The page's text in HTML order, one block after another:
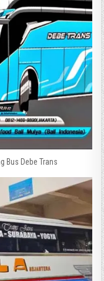
Bus Debe Trans